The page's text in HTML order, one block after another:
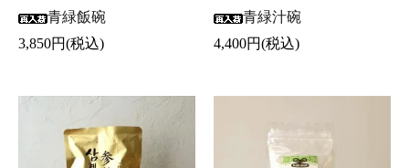
青緑飯碗
3,850円(税込)
青緑汁碗
4,400円(税込)